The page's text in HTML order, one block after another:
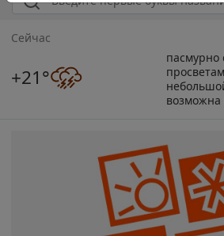
Сейчас
+21°
пасмурно
возможна